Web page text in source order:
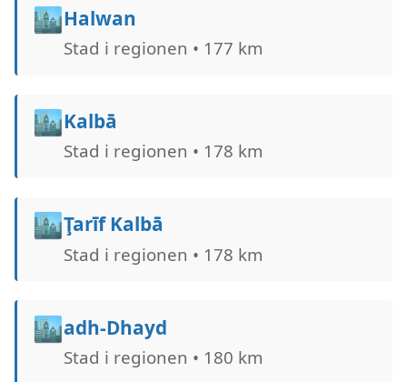
🏙️Halwan
Stad i regionen • 177 km
🏙️Kalbā
Stad i regionen • 178 km
🏙️Ţarīf Kalbā
Stad i regionen • 178 km
🏙️adh-Dhayd
Stad i regionen • 180 km